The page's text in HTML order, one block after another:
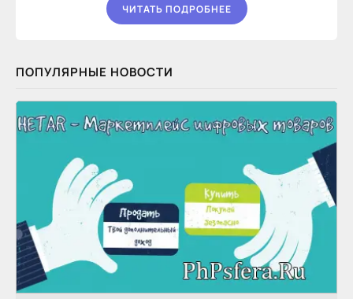
ЧИТАТЬ ПОДРОБНЕЕ
ПОПУЛЯРНЫЕ НОВОСТИ